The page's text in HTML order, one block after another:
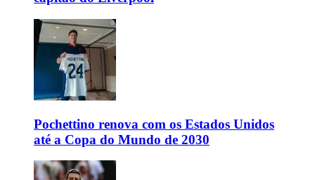
Pochettino renova com os Estados Unidos
até a Copa do Mundo de 2030